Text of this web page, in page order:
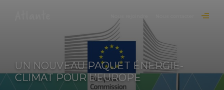
UN NOUVEAU PAQUET ÉNERGIE-
CLIMAT POUR L’EUROPE